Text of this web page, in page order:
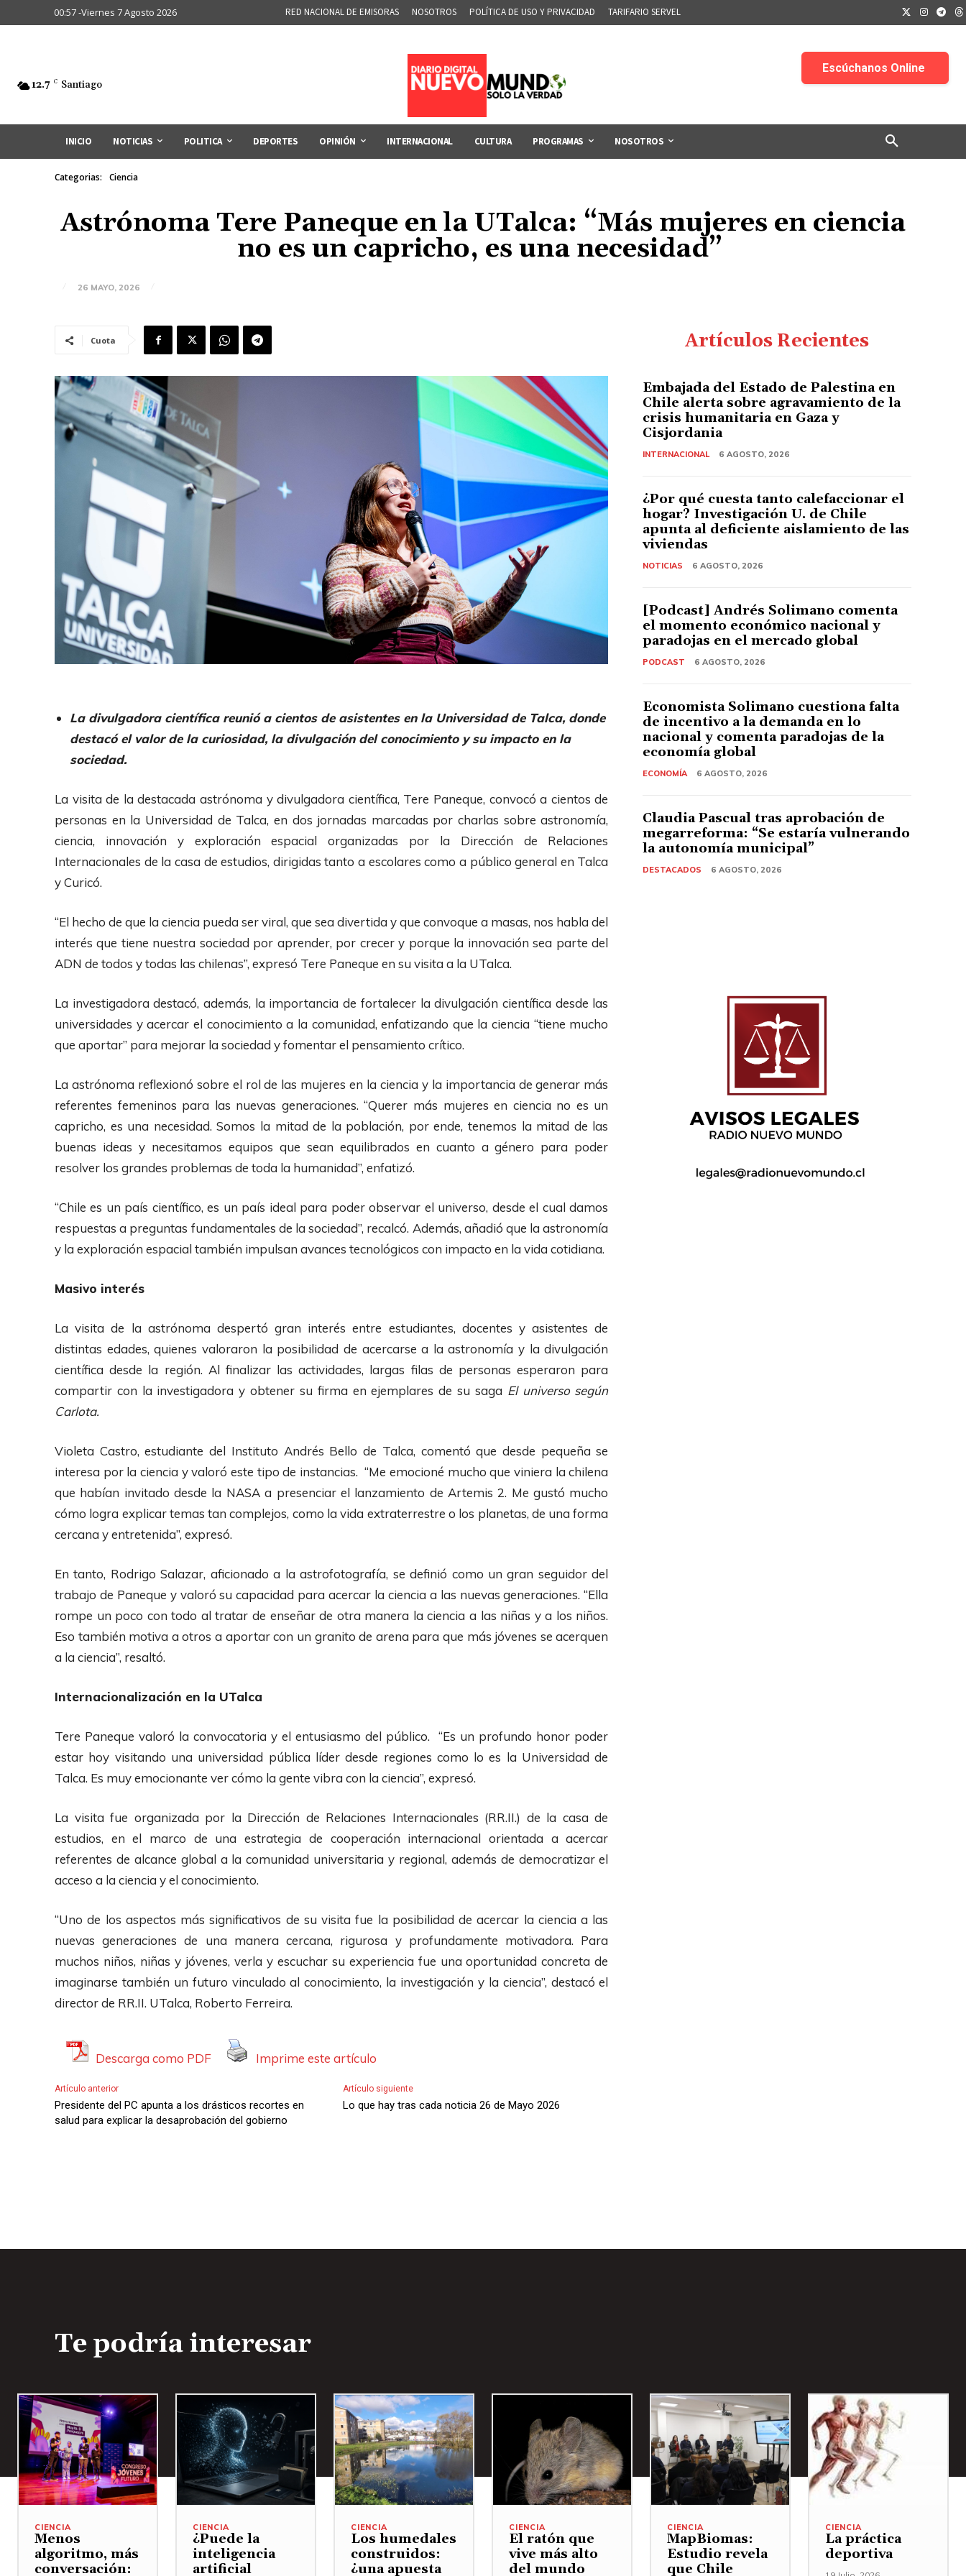
00:57 -Viernes 7 Agosto 2026 RED NACIONAL DE EMISORAS NOSOTROS POLÍTICA DE USO Y PRIVACIDAD TARIFARIO SERVEL
12.7 C Santiago
INICIO NOTICIAS POLITICA DEPORTES OPINIÓN INTERNACIONAL CULTURA PROGRAMAS NOSOTROS
Categorias: Ciencia
Astrónoma Tere Paneque en la UTalca: “Más mujeres en ciencia
no es un capricho, es una necesidad”
26 MAYO, 2026
Cuota
La divulgadora científica reunió a cientos de asistentes en la Universidad de Talca, donde
destacó el valor de la curiosidad, la divulgación del conocimiento y su impacto en la
sociedad.
La visita de la destacada astrónoma y divulgadora científica, Tere Paneque, convocó a cientos de
personas en la Universidad de Talca, en dos jornadas marcadas por charlas sobre astronomía,
ciencia, innovación y exploración espacial organizadas por la Dirección de Relaciones
Internacionales de la casa de estudios, dirigidas tanto a escolares como a público general en Talca
y Curicó.
“El hecho de que la ciencia pueda ser viral, que sea divertida y que convoque a masas, nos habla del
interés que tiene nuestra sociedad por aprender, por crecer y porque la innovación sea parte del
ADN de todos y todas las chilenas”, expresó Tere Paneque en su visita a la UTalca.
La investigadora destacó, además, la importancia de fortalecer la divulgación científica desde las
universidades y acercar el conocimiento a la comunidad, enfatizando que la ciencia “tiene mucho
que aportar” para mejorar la sociedad y fomentar el pensamiento crítico.
La astrónoma reflexionó sobre el rol de las mujeres en la ciencia y la importancia de generar más
referentes femeninos para las nuevas generaciones. “Querer más mujeres en ciencia no es un
capricho, es una necesidad. Somos la mitad de la población, por ende, tenemos la mitad de las
buenas ideas y necesitamos equipos que sean equilibrados en cuanto a género para poder
resolver los grandes problemas de toda la humanidad”, enfatizó.
“Chile es un país científico, es un país ideal para poder observar el universo, desde el cual damos
respuestas a preguntas fundamentales de la sociedad”, recalcó. Además, añadió que la astronomía
y la exploración espacial también impulsan avances tecnológicos con impacto en la vida cotidiana.
Masivo interés
La visita de la astrónoma despertó gran interés entre estudiantes, docentes y asistentes de
distintas edades, quienes valoraron la posibilidad de acercarse a la astronomía y la divulgación
científica desde la región. Al finalizar las actividades, largas filas de personas esperaron para
compartir con la investigadora y obtener su firma en ejemplares de su saga El universo según
Carlota.
Violeta Castro, estudiante del Instituto Andrés Bello de Talca, comentó que desde pequeña se
interesa por la ciencia y valoró este tipo de instancias. “Me emocioné mucho que viniera la chilena
que habían invitado desde la NASA a presenciar el lanzamiento de Artemis 2. Me gustó mucho
cómo logra explicar temas tan complejos, como la vida extraterrestre o los planetas, de una forma
cercana y entretenida”, expresó.
En tanto, Rodrigo Salazar, aficionado a la astrofotografía, se definió como un gran seguidor del
trabajo de Paneque y valoró su capacidad para acercar la ciencia a las nuevas generaciones. “Ella
rompe un poco con todo al tratar de enseñar de otra manera la ciencia a las niñas y a los niños.
Eso también motiva a otros a aportar con un granito de arena para que más jóvenes se acerquen
a la ciencia”, resaltó.
Internacionalización en la UTalca
Tere Paneque valoró la convocatoria y el entusiasmo del público. “Es un profundo honor poder
estar hoy visitando una universidad pública líder desde regiones como lo es la Universidad de
Talca. Es muy emocionante ver cómo la gente vibra con la ciencia”, expresó.
La visita fue organizada por la Dirección de Relaciones Internacionales (RR.II.) de la casa de
estudios, en el marco de una estrategia de cooperación internacional orientada a acercar
referentes de alcance global a la comunidad universitaria y regional, además de democratizar el
acceso a la ciencia y el conocimiento.
“Uno de los aspectos más significativos de su visita fue la posibilidad de acercar la ciencia a las
nuevas generaciones de una manera cercana, rigurosa y profundamente motivadora. Para
muchos niños, niñas y jóvenes, verla y escuchar su experiencia fue una oportunidad concreta de
imaginarse también un futuro vinculado al conocimiento, la investigación y la ciencia”, destacó el
director de RR.II. UTalca, Roberto Ferreira.
Descarga como PDF Imprime este artículo
Artículo anterior
Presidente del PC apunta a los drásticos recortes en
salud para explicar la desaprobación del gobierno
Artículo siguiente
Lo que hay tras cada noticia 26 de Mayo 2026
Artículos Recientes
Embajada del Estado de Palestina en
Chile alerta sobre agravamiento de la
crisis humanitaria en Gaza y
Cisjordania
INTERNACIONAL 6 AGOSTO, 2026
¿Por qué cuesta tanto calefaccionar el
hogar? Investigación U. de Chile
apunta al deficiente aislamiento de las
viviendas
NOTICIAS 6 AGOSTO, 2026
[Podcast] Andrés Solimano comenta
el momento económico nacional y
paradojas en el mercado global
PODCAST 6 AGOSTO, 2026
Economista Solimano cuestiona falta
de incentivo a la demanda en lo
nacional y comenta paradojas de la
economía global
ECONOMÍA 6 AGOSTO, 2026
Claudia Pascual tras aprobación de
megarreforma: “Se estaría vulnerando
la autonomía municipal”
DESTACADOS 6 AGOSTO, 2026
Te podría interesar
CIENCIA
Menos
algoritmo, más
conversación:
CIENCIA
¿Puede la
inteligencia
artificial
CIENCIA
Los humedales
construidos:
¿una apuesta
CIENCIA
El ratón que
vive más alto
del mundo
CIENCIA
MapBiomas:
Estudio revela
que Chile
CIENCIA
La práctica
deportiva